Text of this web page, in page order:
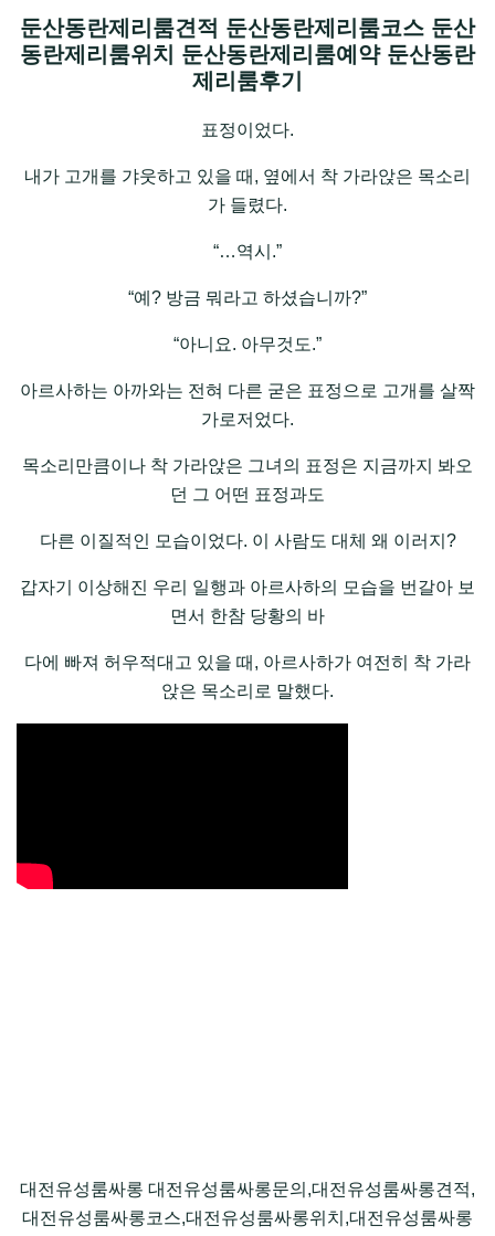
둔산동란제리룸견적 둔산동란제리룸코스 둔산
동란제리룸위치 둔산동란제리룸예약 둔산동란
제리룸후기
표정이었다.
내가 고개를 갸웃하고 있을 때, 옆에서 착 가라앉은 목소리
가 들렸다.
“…역시.”
“예? 방금 뭐라고 하셨습니까?”
“아니요. 아무것도.”
아르사하는 아까와는 전혀 다른 굳은 표정으로 고개를 살짝
가로저었다.
목소리만큼이나 착 가라앉은 그녀의 표정은 지금까지 봐오
던 그 어떤 표정과도
다른 이질적인 모습이었다. 이 사람도 대체 왜 이러지?
갑자기 이상해진 우리 일행과 아르사하의 모습을 번갈아 보
면서 한참 당황의 바
다에 빠져 허우적대고 있을 때, 아르사하가 여전히 착 가라
앉은 목소리로 말했다.
대전유성룸싸롱 대전유성룸싸롱문의,대전유성룸싸롱견적,
대전유성룸싸롱코스,대전유성룸싸롱위치,대전유성룸싸롱